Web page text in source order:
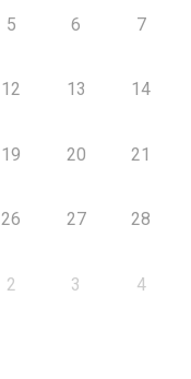
5 6 7
12 13 14
19 20 21
26 27 28
2 3 4